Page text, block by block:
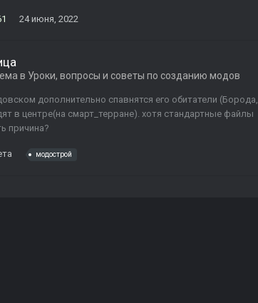
24 июня, 2022
в Уроки, вопросы и советы по созданию модов
дополнительно спавнятся его обитатели (Борода,
в центре(на смарт_терране). хотя стандартные файлы
причина?
модострой